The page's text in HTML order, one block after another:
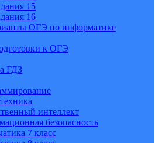
15
16
ОГЭ по информатике
к ОГЭ
ГДЗ
интеллект
безопасность
7 класс